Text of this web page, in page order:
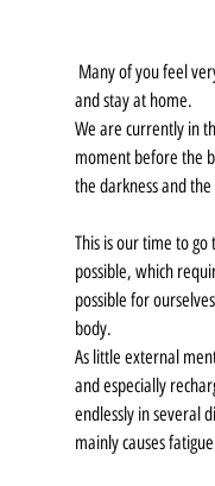
and stay at home.
We are currently in
moment before the
the darkness and
This is our time to
possible, which
possible for
body.
As little external
and especially
endlessly in several
mainly causes